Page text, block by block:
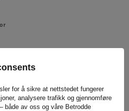
for å sikre at nettstedet fungerer
analysere trafikk og gjennomføre
både av oss og våre Betrodde